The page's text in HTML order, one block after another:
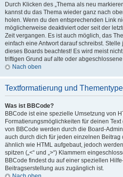
Durch Klicken des „Thema als neu
kannst du das Thema wieder ganz nach
holen. Wenn du den entsprechenden Link
möglicherweise deaktiviert oder seit der
Zeit vergangen. Es ist auch möglich, das
einfach eine Antwort darauf schreibst.
dieses Boards beachtest! Es wird meist
triftigen Grund auf alte oder
Nach oben
Textformatierung und
Was ist BBCode?
BBCode ist eine spezielle Umsetzung von
Formatierungsmöglichkeiten für deinen
von BBCode werden durch die Board-
auch durch dich für jeden einzelnen Beitrag
ähnlich wie HTML aufgebaut, jedoch werden
spitzen („<“ und „>“) Klammern
BBCode findest du auf einer speziellen
Beitragserstellung aus zugänglich ist.